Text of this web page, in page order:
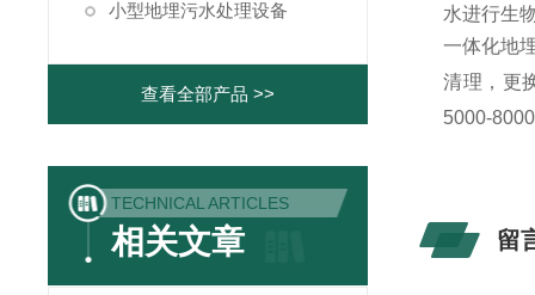
小型地埋污水处理设备
查看全部产品 >>
TECHNICAL ARTICLES
相关文章
水进行生
一体化地
清理，更
5000-
留